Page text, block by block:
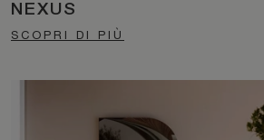
NEXUS
SCOPRI DI PIÙ